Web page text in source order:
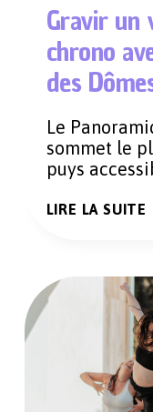
Gravir un
chrono
des
Le
sommet le
puys
LIRE LA SUITE